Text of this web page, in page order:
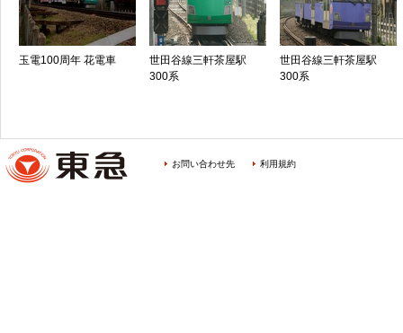
玉電100周年 花電車
世田谷線三軒茶屋駅
300系
世田谷線三軒茶屋駅
300系
お問い合わせ先 利用規約